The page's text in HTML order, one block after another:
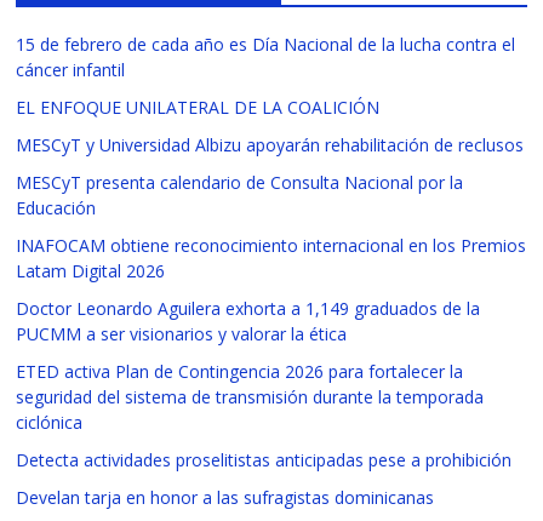
15 de febrero de cada año es Día Nacional de la lucha contra el
cáncer infantil
EL ENFOQUE UNILATERAL DE LA COALICIÓN
MESCyT y Universidad Albizu apoyarán rehabilitación de reclusos
MESCyT presenta calendario de Consulta Nacional por la
Educación
INAFOCAM obtiene reconocimiento internacional en los Premios
Latam Digital 2026
Doctor Leonardo Aguilera exhorta a 1,149 graduados de la
PUCMM a ser visionarios y valorar la ética
ETED activa Plan de Contingencia 2026 para fortalecer la
seguridad del sistema de transmisión durante la temporada
ciclónica
Detecta actividades proselitistas anticipadas pese a prohibición
Develan tarja en honor a las sufragistas dominicanas